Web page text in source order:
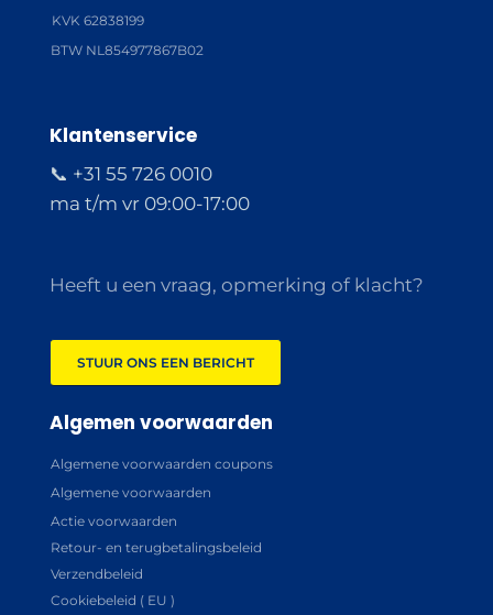
KVK 62838199
BTW NL854977867B02
Klantenservice
📞 +31 55 726 0010
ma t/m vr 09:00-17:00
Heeft u een vraag, opmerking of klacht?
STUUR ONS EEN BERICHT
Algemen voorwaarden
Algemene voorwaarden coupons
Algemene voorwaarden
Actie voorwaarden
Retour- en terugbetalingsbeleid
Verzendbeleid
Cookiebeleid ( EU )